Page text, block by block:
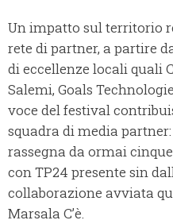
Un impatto sul territorio
rete di partner, a partire
di eccellenze locali quali
Salemi, Goals
voce del festival
squadra di media
rassegna da ormai
con TP24 presente sin
collaborazione avviata
Marsala C’è.